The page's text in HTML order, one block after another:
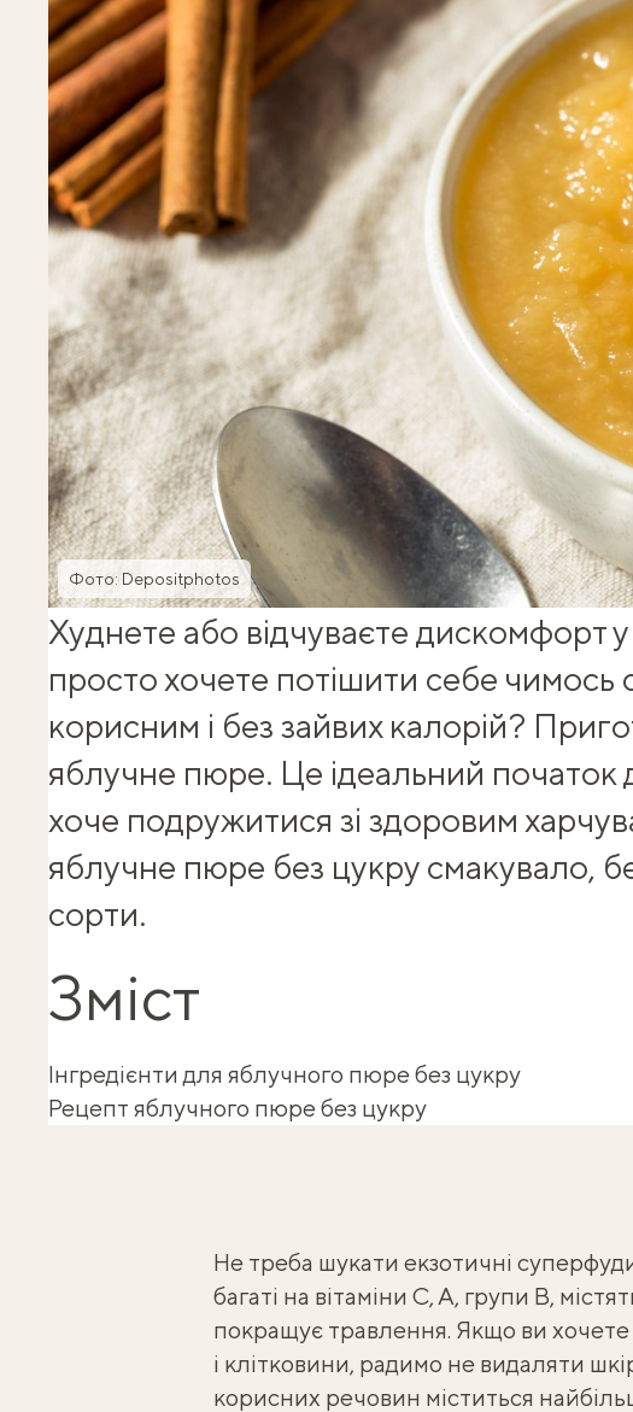
Фото: Depositphotos
Худнете або відчуваєте дискомфорт
просто хочете потішити себе чимось
корисним і без зайвих калорій?
яблучне пюре. Це ідеальний початок
хоче подружитися зі здоровим
яблучне пюре без цукру смакувало,
сорти.
Зміст
Інгредієнти для яблучного пюре без цукру
Рецепт яблучного пюре без цукру
Не треба шукати екзотичні
багаті на вітаміни С, А, групи В,
покращуєтравлення. Якщо ви хочете
і клітковини, радимо не видаляти
корисних речовин міститься